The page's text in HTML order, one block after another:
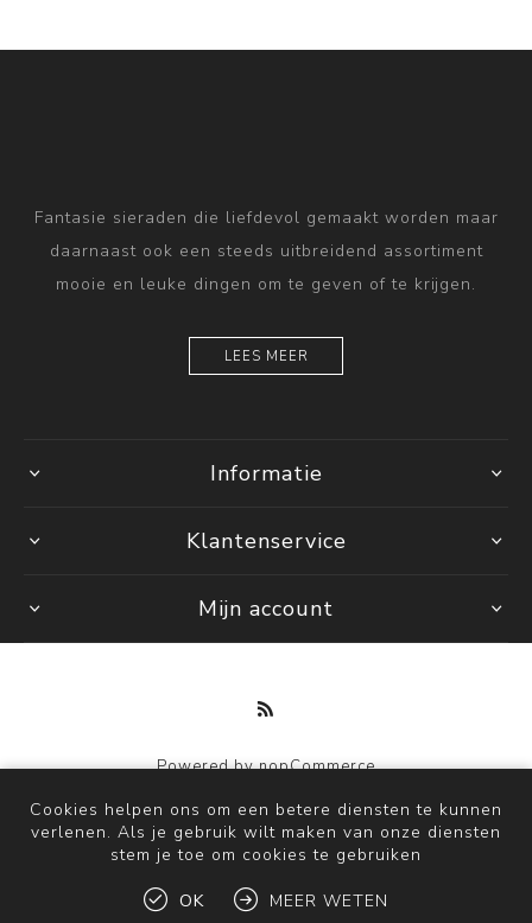
Fantasie sieraden die liefdevol gemaakt worden maar
daarnaast ook een steeds uitbreidend assortiment
mooie en leuke dingen om te geven of te krijgen.
LEES MEER
Informatie
Klantenservice
Mijn account
Powered bynopCommerce
Cookies helpen ons om een betere diensten te kunnen
verlenen. Als je gebruik wilt maken van onze diensten
stem je toe om cookies te gebruiken
OK MEER WETEN